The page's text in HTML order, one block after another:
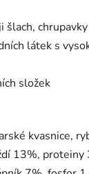
látek s
složek
kvasnice,
13%, proteiny